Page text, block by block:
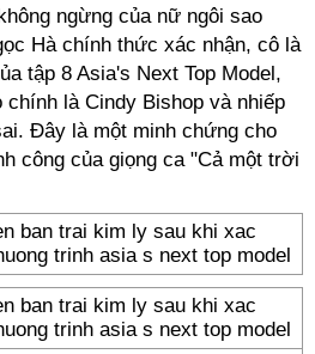
ngừng của nữ ngôi sao
Hà chính thức xác nhận, cô là
tập 8 Asia's Next Top Model,
chính là Cindy Bishop và nhiếp
Đây là một minh chứng cho
công của giọng ca "Cả một trời